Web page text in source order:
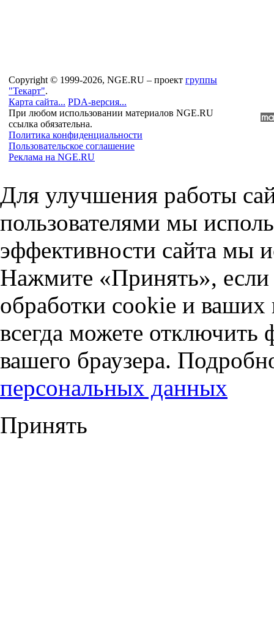
Copyright © 1999-2026, NGE.RU – проект группы
"Текарт".
Карта сайта... PDA-версия...
При любом использовании материалов NGE.RU
ссылка обязательна.
Политика конфиденциальности
Пользовательское соглашение
Реклама на NGE.RU
Для улучшения работы
пользователями мы
эффективности сайта мы
Нажмите «Принять», если
обработки cookie и
всегда можете отключить
вашего браузера.
персональных данных
Принять